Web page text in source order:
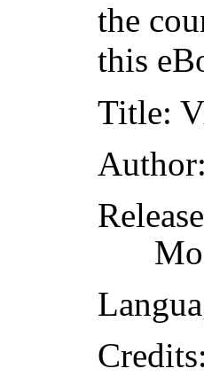
the
this
Title:
Author
Credits